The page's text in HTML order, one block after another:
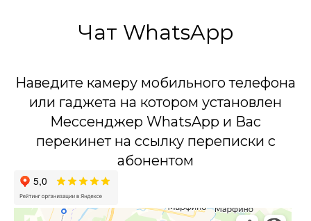
Чат WhatsApp
Наведите камеру мобильного телефона
или гаджета на котором установлен
Мессенджер WhatsApp и Вас
перекинет на ссылку переписки с
абонентом